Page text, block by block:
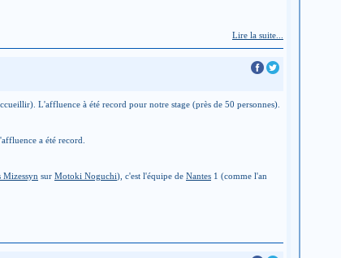
Lire la suite...
L'affluence à été record pour notre stage (près de 50 personnes).
a été record.
Mizessyn sur Motoki Noguchi), c'est l'équipe de Nantes 1 (comme l'an